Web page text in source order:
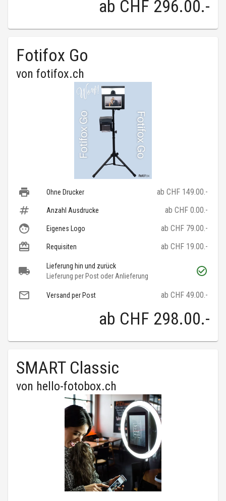
ab CHF 296.00.-
Fotifox Go
von fotifox.ch
Ohne Drucker ab CHF 149.00.-
Anzahl Ausdrucke ab CHF 0.00.-
Eigenes Logo ab CHF 79.00.-
Requisiten ab CHF 19.00.-
Lieferung hin und zurück
Lieferung per Post oder Anlieferung
Versand per Post ab CHF 49.00.-
ab CHF 298.00.-
SMART Classic
von hello-fotobox.ch